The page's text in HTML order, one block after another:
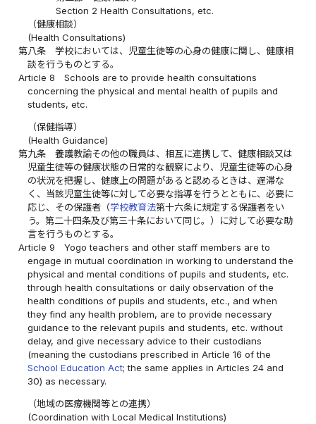
Section 2 Health Consultations, etc.
（健康相談）
(Health Consultations)
第八条
学校においては、児童生徒等の心身の健康に関し、健康相
談を行うものとする。
Article 8
Schools are to provide health consultations
concerning the physical and mental health of pupils and
students, etc.
（保健指導）
(Health Guidance)
第九条
養護教諭その他の職員は、相互に連携して、健康相談又は
児童生徒等の健康状態の日常的な観察により、児童生徒等の心身
の状況を把握し、健康上の問題があると認めるときは、遅滞な
く、当該児童生徒等に対して必要な指導を行うとともに、必要に
応じ、その保護者（学校教育法第十六条に規定する保護者をい
う。第二十四条及び第三十条において同じ。）に対して必要な助
言を行うものとする。
Article 9
Yogo teachers and other staff members are to
engage in mutual coordination in working to understand the
physical and mental conditions of pupils and students, etc.
through health consultations or daily observation of the
health conditions of pupils and students, etc., and when
they find any health problem, are to provide necessary
guidance to the relevant pupils and students, etc. without
delay, and give necessary advice to their custodians
(meaning the custodians prescribed in Article 16 of the
School Education Act; the same applies in Articles 24 and
30) as necessary.
（地域の医療機関等との連携）
(Coordination with Local Medical Institutions)